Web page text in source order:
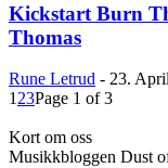
Kickstart Burn
Thomas
Rune Letrud - 23.
1 23Page 1 of 3
Kort om oss
Musikkbloggen Dust